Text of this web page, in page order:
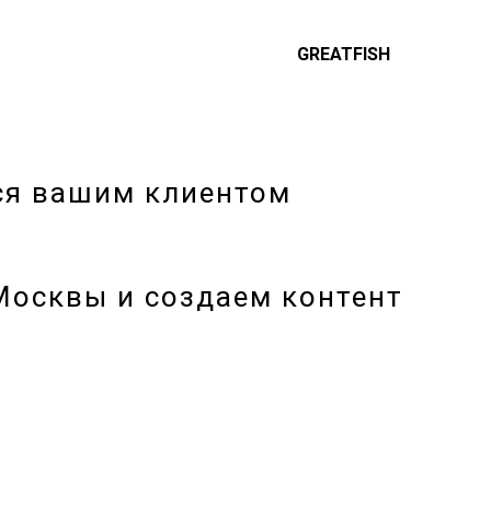
GREATFISH
вашим клиентом
и создаем контент